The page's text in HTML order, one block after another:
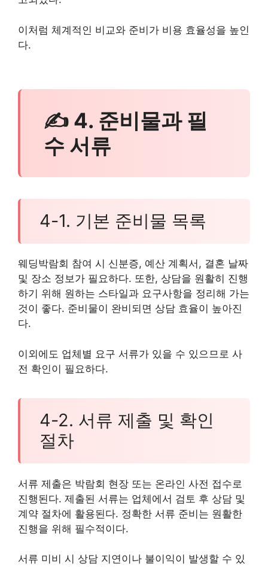
이처럼 체계적인 비교와 준비가 비용 효율성을 높인
다.
✍ 4. 준비물과 필
수 서류
4-1. 기본 준비물 목록
웨딩박람회 참여 시 신분증, 예산 계획서, 결혼 날짜
및 장소 정보가 필요하다. 또한, 상담을 원활히 진행
하기 위해 원하는 스타일과 요구사항을 정리해 가는
것이 좋다. 준비물이 완비되면 상담 효율이 높아진
다.
이외에도 업체별 요구 서류가 있을 수 있으므로 사
전 확인이 필요하다.
4-2. 서류 제출 및 확인
절차
서류 제출은 박람회 현장 또는 온라인 사전 접수로
진행된다. 제출된 서류는 업체에서 검토 후 상담 및
계약 절차에 활용된다. 정확한 서류 준비는 원활한
진행을 위해 필수적이다.
서류 미비 시 상담 지연이나 불이익이 발생할 수 있